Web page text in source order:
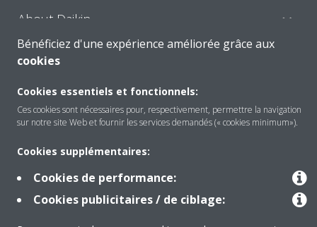
About Daikin
Contact
Products
Bénéficiez d'une expérience améliorée grâce aux
cookies
Cookies essentiels et fonctionnels:
Ces cookies sont nécessaires pour, respectivement, permettre la navigation
sur notre site Web et fournir les services demandés (« cookies minimum»).
Cookies supplémentaires:
Cookies de performance:
Cookies publicitaires / de ciblage: